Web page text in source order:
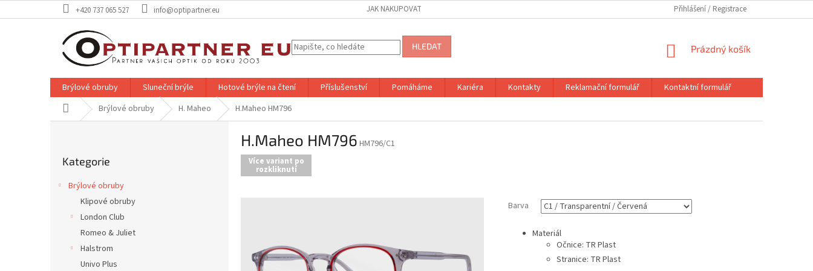
na
+420 737 065 527 info@optipartner.eu JAK NAKUPOVAT Přihlášení
HLEDAT
NÁKUPNÍ
Prázdný košík
Brýlové obruby Sluneční brýle Hotové brýle na čtení Příslušenství Pomáháme Kariéra Kontakty Reklamační formulář
Kontaktní formulář
Domů Brýlové obruby H. Maheo H.Maheo HM796
kategorie
Kategorie
Brýlové obruby
Klipové obruby
London Club
Romeo & Juliet
Halstrom
Univo Plus
H.Maheo HM796 HM796/C1
Více variant po
rozkliknutí
Barva
Materiál
Očnice: TR Plast
Stranice: TR Plast